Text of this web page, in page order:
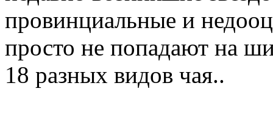
провинциальные и
просто не попадают на
18 разных видов чая..